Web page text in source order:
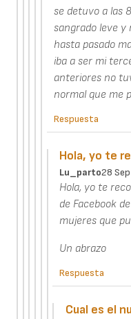
se detuvo a las
sangrado leve y
hasta pasado
iba a ser mi
anteriores no
normal que me
Respuesta
Hola, yo te
Lu_parto28
Hola, yo te
de Facebook
mujeres que
Un abrazo
Respuesta
Cual es el